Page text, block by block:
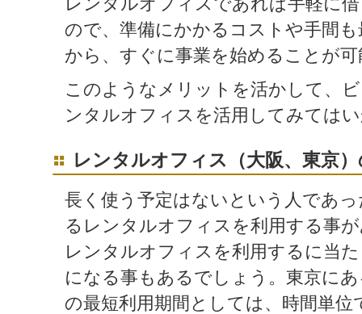
ので、準備にかかるコストや手間
から、すぐに事業を始めることが
このようなメリットを活かして、
ンタルオフィスを活用してみては
レンタルオフィス（大阪、東京
長く使う予定はないという人であ
るレンタルオフィスを利用する事
レンタルオフィスを利用するに当
になる事もあるでしょう。東京に
の最短利用期間としては、時間単